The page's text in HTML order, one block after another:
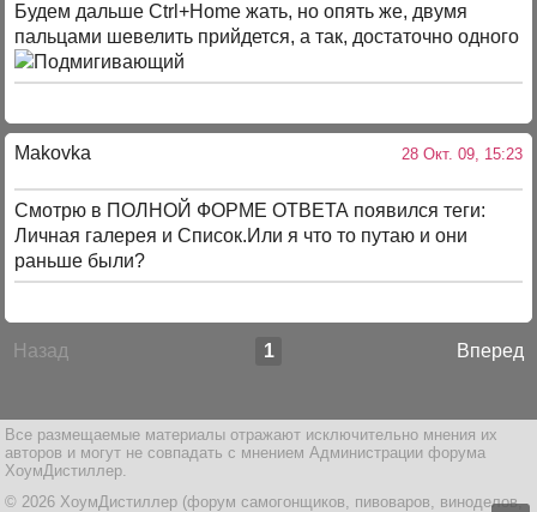
Будем дальше Ctrl+Home жать, но опять же, двумя
пальцами шевелить прийдется, а так, достаточно одного
Makovka 28 Окт. 09, 15:23
Смотрю в ПОЛНОЙ ФОРМЕ ОТВЕТА появился теги:
Личная галерея и Список.Или я что то путаю и они
раньше были?
Назад Вперед
1
Все размещаемые материалы отражают исключительно мнения их
авторов и могут не совпадать с мнением Администрации форума
ХоумДистиллер.
© 2026 ХоумДистиллер (форум самогонщиков, пивоваров, виноделов,